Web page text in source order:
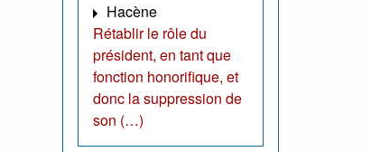
Hacène
Rétablir le rôle du
président, en tant que
fonction honorifique, et
donc la suppression de
son (…)